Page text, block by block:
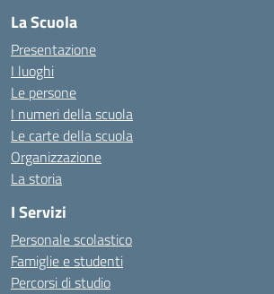
La Scuola
Presentazione
I luoghi
Le persone
I numeri della scuola
Le carte della scuola
Organizzazione
La storia
I Servizi
Personale scolastico
Famiglie e studenti
Percorsi di studio